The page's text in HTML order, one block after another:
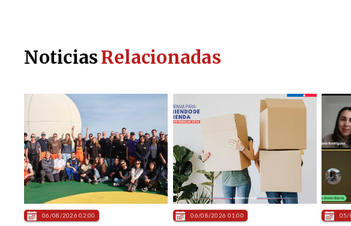
06/08/2026 02:00 06/08/2026 01:00 05/
NoticiasRelacionadas